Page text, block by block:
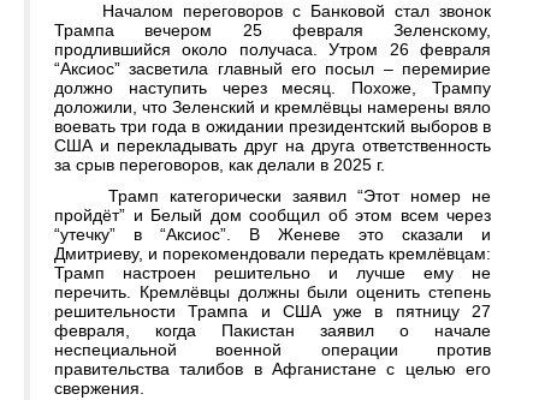
Началом переговоров с Банковой стал звонок
Трампа вечером 25 февраля Зеленскому,
продлившийся около получаса. Утром 26 февраля
“Аксиос” засветила главный его посыл – перемирие
должно наступить через месяц. Похоже, Трампу
доложили, что Зеленский и кремлёвцы намерены вяло
воевать три года в ожидании президентский выборов в
США и перекладывать друг на друга ответственность
за срыв переговоров, как делали в 2025 г.
Трамп категорически заявил “Этот номер не
пройдёт” и Белый дом сообщил об этом всем через
“утечку” в “Аксиос”. В Женеве это сказали и
Дмитриеву, и порекомендовали передать кремлёвцам:
Трамп настроен решительно и лучше ему не
перечить. Кремлёвцы должны были оценить степень
решительности Трампа и США уже в пятницу 27
февраля, когда Пакистан заявил о начале
неспециальной военной операции против
правительства талибов в Афганистане с целью его
свержения.